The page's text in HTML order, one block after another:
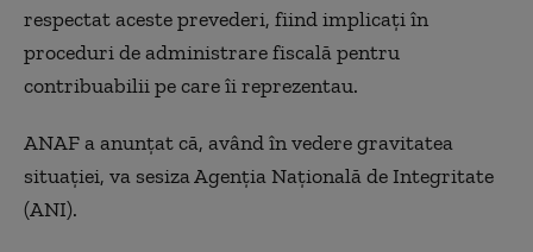
respectat aceste prevederi, fiind implicaţi în
proceduri de administrare fiscală pentru
contribuabilii pe care îi reprezentau.
ANAF a anunţat că, având în vedere gravitatea
situaţiei, va sesiza Agenţia Naţională de Integritate
(ANI).